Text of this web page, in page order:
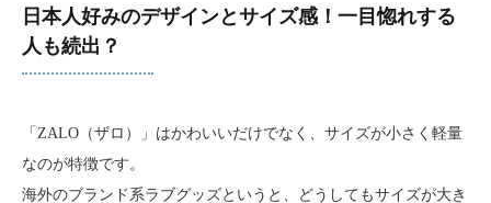
日本人好みのデザインとサイズ感！一目惚れする
人も続出？
「ZALO（ザロ）」はかわいいだけでなく、サイズが小さく軽量
なのが特徴です。
海外のブランド系ラブグッズというと、どうしてもサイズが大き